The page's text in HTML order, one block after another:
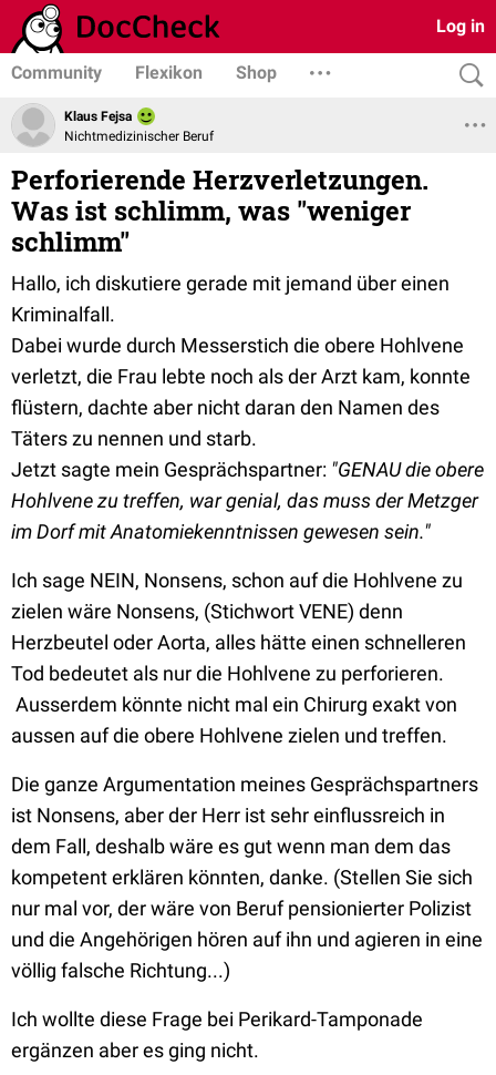
Log in
Community Flexikon Shop
Klaus Fejsa
Nichtmedizinischer Beruf
Perforierende Herzverletzungen.
Was ist schlimm, was "weniger
schlimm"
Hallo, ich diskutiere gerade mit jemand über einen
Kriminalfall.
Dabei wurde durch Messerstich die obere Hohlvene
verletzt, die Frau lebte noch als der Arzt kam, konnte
flüstern, dachte aber nicht daran den Namen des
Täters zu nennen und starb.
Jetzt sagte mein Gesprächspartner: "GENAU die obere
Hohlvene zu treffen, war genial, das muss der Metzger
im Dorf mit Anatomiekenntnissen gewesen sein."
Ich sage NEIN, Nonsens, schon auf die Hohlvene zu
zielen wäre Nonsens, (Stichwort VENE) denn
Herzbeutel oder Aorta, alles hätte einen schnelleren
Tod bedeutet als nur die Hohlvene zu perforieren.
Ausserdem könnte nicht mal ein Chirurg exakt von
aussen auf die obere Hohlvene zielen und treffen.
Die ganze Argumentation meines Gesprächspartners
ist Nonsens, aber der Herr ist sehr einflussreich in
dem Fall, deshalb wäre es gut wenn man dem das
kompetent erklären könnten, danke. (Stellen Sie sich
nur mal vor, der wäre von Beruf pensionierter Polizist
und die Angehörigen hören auf ihn und agieren in eine
völlig falsche Richtung...)
Ich wollte diese Frage bei Perikard-Tamponade
ergänzen aber es ging nicht.